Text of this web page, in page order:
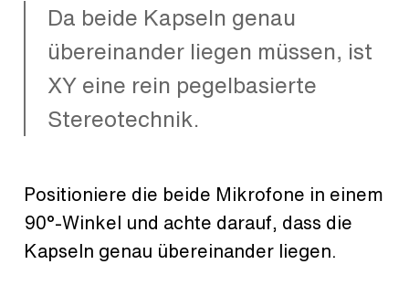
Da beide Kapseln genau
übereinander liegen müssen, ist
XY eine rein pegelbasierte
Stereotechnik.
Positioniere die beide Mikrofone in einem
90°-Winkel und achte darauf, dass die
Kapseln genau übereinander liegen.